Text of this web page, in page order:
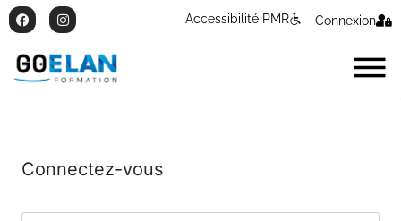
Accessibilité PMR Connexion
Connectez-vous